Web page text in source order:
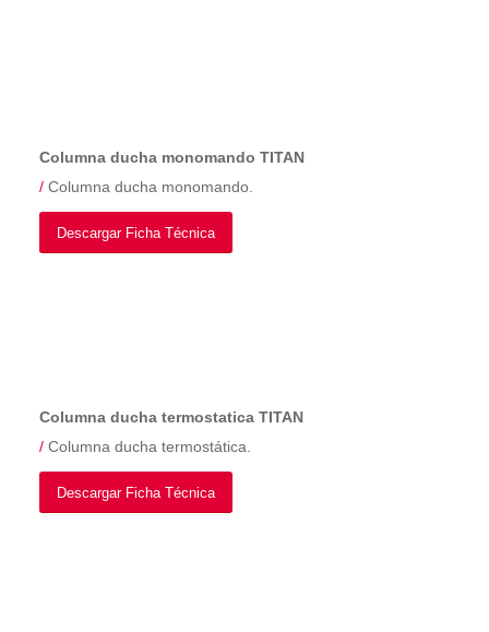
Columna ducha monomando TITAN
/Columna ducha monomando.
Descargar Ficha Técnica
Columna ducha termostatica TITAN
/Columna ducha termostática.
Descargar Ficha Técnica